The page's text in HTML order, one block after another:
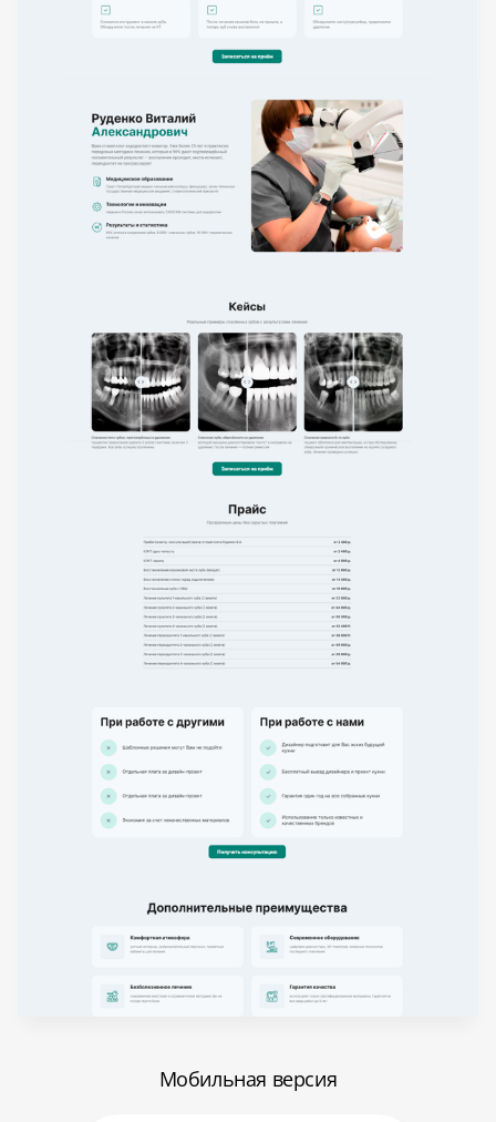
Мобильная версия